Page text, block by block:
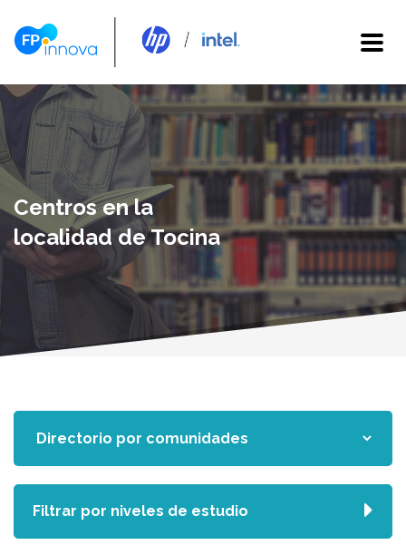
Centros en la
localidad de Tocina
Filtrar por niveles de estudio